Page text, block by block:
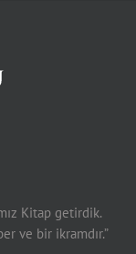
Kitap getirdik.
ve bir ikramdır.”